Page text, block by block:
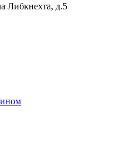
Либкнехта, д.5